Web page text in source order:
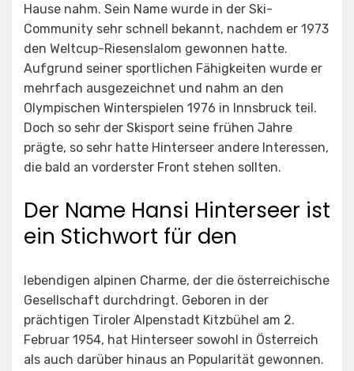
Hause nahm. Sein Name wurde in der Ski-
Community sehr schnell bekannt, nachdem er 1973
den Weltcup-Riesenslalom gewonnen hatte.
Aufgrund seiner sportlichen Fähigkeiten wurde er
mehrfach ausgezeichnet und nahm an den
Olympischen Winterspielen 1976 in Innsbruck teil.
Doch so sehr der Skisport seine frühen Jahre
prägte, so sehr hatte Hinterseer andere Interessen,
die bald an vorderster Front stehen sollten.
Der Name Hansi Hinterseer ist
ein Stichwort für den
lebendigen alpinen Charme, der die österreichische
Gesellschaft durchdringt. Geboren in der
prächtigen Tiroler Alpenstadt Kitzbühel am 2.
Februar 1954, hat Hinterseer sowohl in Österreich
als auch darüber hinaus an Popularität gewonnen.